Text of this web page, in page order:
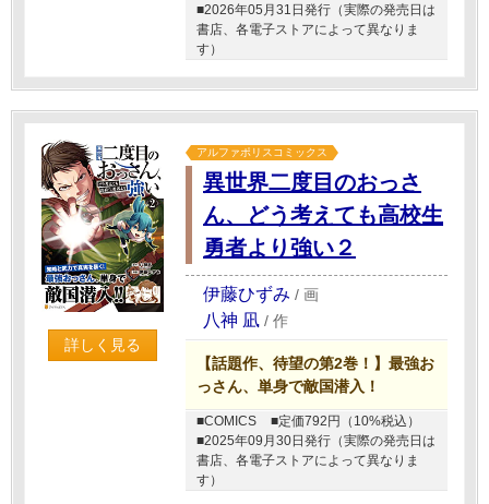
■2026年05月31日発行（実際の発売日は
書店、各電子ストアによって異なりま
す）
詳しく見る
アルファポリスコミックス
異世界二度目のおっさ
ん、どう考えても高校生
勇者より強い２
伊藤ひずみ / 画
八神 凪 / 作
【話題作、待望の第2巻！】最強お
っさん、単身で敵国潜入！
■COMICS
■定価792円（10%税込）
■2025年09月30日発行（実際の発売日は
書店、各電子ストアによって異なりま
す）